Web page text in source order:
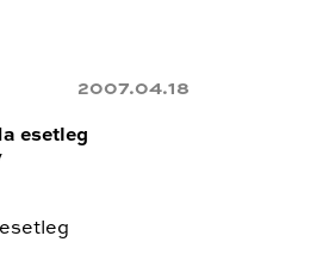
2007.04.18
esetleg